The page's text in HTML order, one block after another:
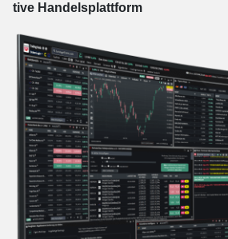
tive Han­dels­platt­form